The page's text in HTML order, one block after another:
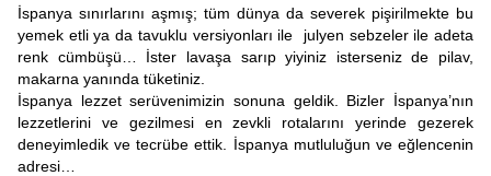
İspanya sınırlarını aşmış; tüm dünya da severek pişirilmekte bu
yemek etli ya da tavuklu versiyonları ile julyen sebzeler ile adeta
renk cümbüşü… İster lavaşa sarıp yiyiniz isterseniz de pilav,
makarna yanında tüketiniz.
İspanya lezzet serüvenimizin sonuna geldik. Bizler İspanya’nın
lezzetlerini ve gezilmesi en zevkli rotalarını yerinde gezerek
deneyimledik ve tecrübe ettik. İspanya mutluluğun ve eğlencenin
adresi…